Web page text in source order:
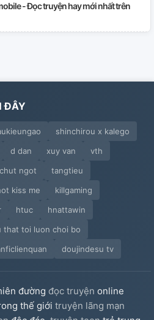
- Đọc truyện hay mới nhất trên
ĐÂY
shinchirou x kalego
d dan xuy van
vth
ngot
tangtieu
kiss me
killgaming
htuc
hnattawin
that toi luon choi bo
doujindesu tv
đường đọc truyện online
thế giới truyện lãng mạn